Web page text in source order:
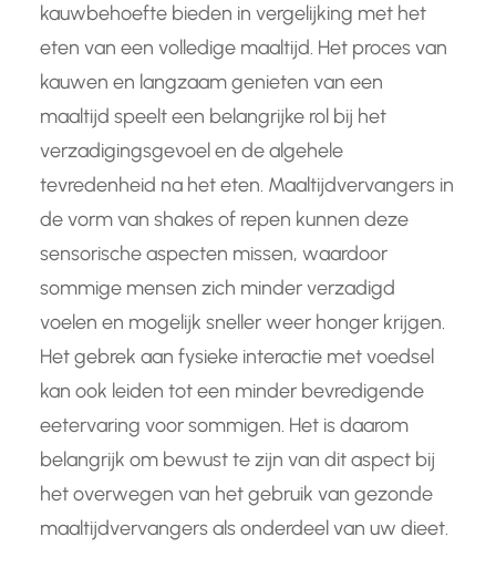
kauwbehoefte bieden in vergelijking met het
eten van een volledige maaltijd. Het proces van
kauwen en langzaam genieten van een
maaltijd speelt een belangrijke rol bij het
verzadigingsgevoel en de algehele
tevredenheid na het eten. Maaltijdvervangers in
de vorm van shakes of repen kunnen deze
sensorische aspecten missen, waardoor
sommige mensen zich minder verzadigd
voelen en mogelijk sneller weer honger krijgen.
Het gebrek aan fysieke interactie met voedsel
kan ook leiden tot een minder bevredigende
eetervaring voor sommigen. Het is daarom
belangrijk om bewust te zijn van dit aspect bij
het overwegen van het gebruik van gezonde
maaltijdvervangers als onderdeel van uw dieet.